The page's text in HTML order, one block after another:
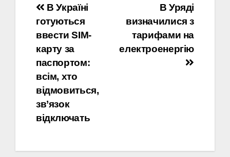
Навігація
записів
В Уряді
визначилися з
тарифами на
електроенергію
В Україні
готуються
ввести SIM-
карту за
паспортом:
всім, хто
відмовиться,
зв’язок
відключать